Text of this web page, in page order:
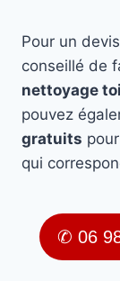
Pour un
conseillé de
nettoyage
pouvez
gratuits
qui
✆ 06